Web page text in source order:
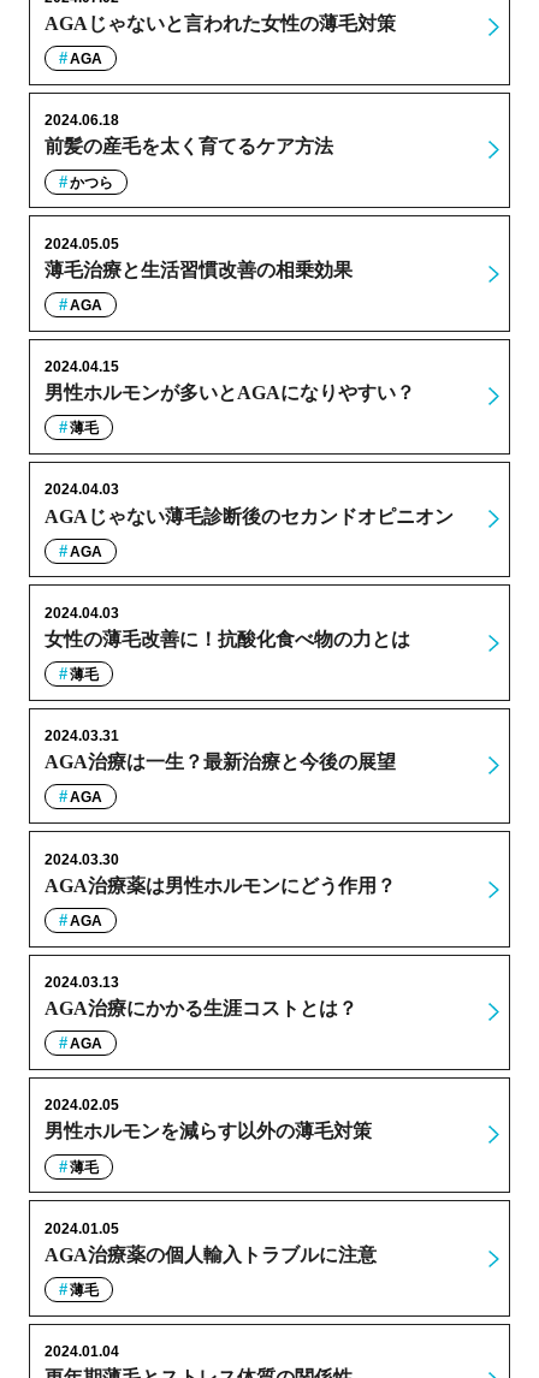
AGAじゃないと言われた女性の薄毛対策
AGA
前髪の産毛を太く育てるケア方法
2024.06.18
かつら
薄毛治療と生活習慣改善の相乗効果
2024.05.05
AGA
男性ホルモンが多いとAGAになりやすい？
2024.04.15
薄毛
AGAじゃない薄毛診断後のセカンドオピニオン
2024.04.03
AGA
女性の薄毛改善に！抗酸化食べ物の力とは
2024.04.03
薄毛
AGA治療は一生？最新治療と今後の展望
2024.03.31
AGA
AGA治療薬は男性ホルモンにどう作用？
2024.03.30
AGA
AGA治療にかかる生涯コストとは？
2024.03.13
AGA
男性ホルモンを減らす以外の薄毛対策
2024.02.05
薄毛
AGA治療薬の個人輸入トラブルに注意
2024.01.05
薄毛
2024.01.04